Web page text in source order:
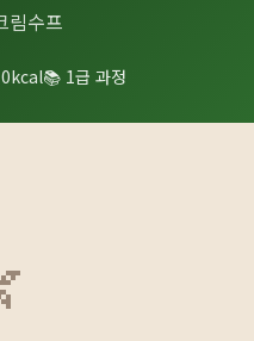
림수프
0kcal📚 1급 과정